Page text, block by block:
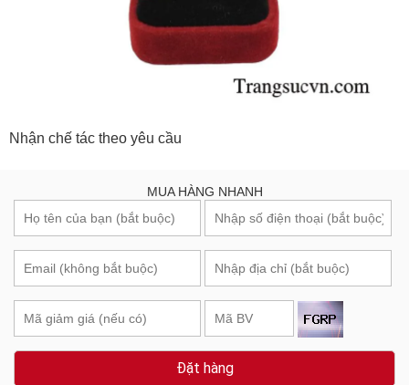
Nhận chế tác theo yêu cầu
MUA HÀNG NHANH
Đặt hàng